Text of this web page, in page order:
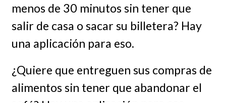
menos de 30 minutos sin tener que
salir de casa o sacar su billetera? Hay
una aplicación para eso.
¿Quiere que entreguen sus compras de
alimentos sin tener que abandonar el